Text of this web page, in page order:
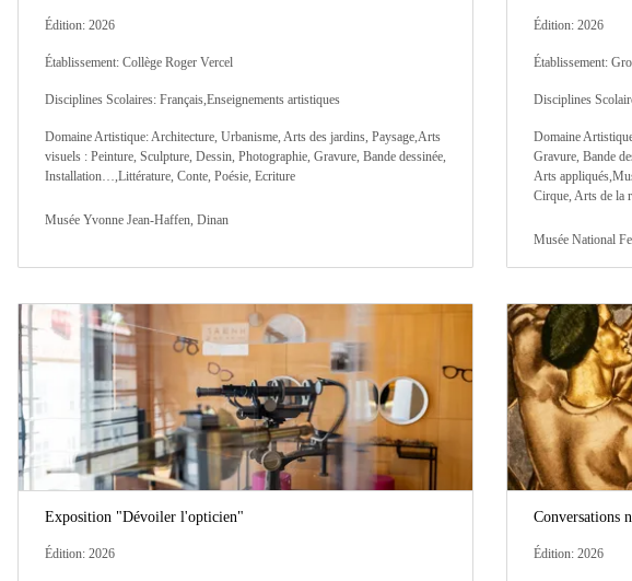
Édition: 2026
Établissement: Collège Roger Vercel
Disciplines Scolaires: Français,Enseignements artistiques
Domaine Artistique: Architecture, Urbanisme, Arts des jardins, Paysage,Arts
visuels : Peinture, Sculpture, Dessin, Photographie, Gravure, Bande dessinée,
Installation…,Littérature, Conte, Poésie, Ecriture
Musée Yvonne Jean-Haffen, Dinan
Édition: 2026
Établissement:
Disciplines
Domaine
Gravure, Bande
Arts
Cirque, Arts de la
Musée National
Exposition "Dévoiler l'opticien"
Édition: 2026
Conversations
Édition: 2026